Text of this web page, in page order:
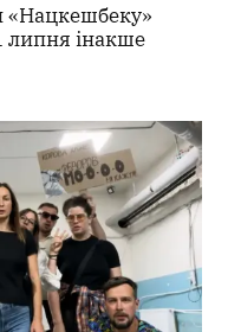
липня інакше